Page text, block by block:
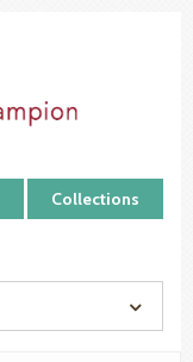
Collections